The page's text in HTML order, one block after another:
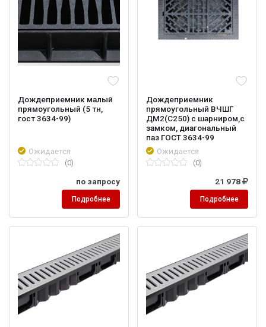
Дождеприемник малый
прямоугольный (5 тн,
гост 3634-99)
Ожидается
(0)
по запросу
Подробнее
Дождеприемник
прямоугольный ВЧШГ
ДМ2(С250) с шарниром,с
замком, диагональный
паз ГОСТ 3634-99
Ожидается
(0)
21 978
Подробнее